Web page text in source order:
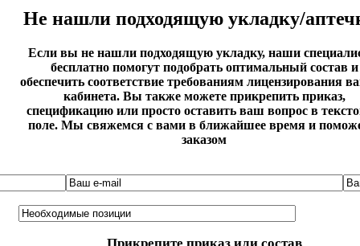
Не нашли подходящую укладку/
Если вы не нашли подходящую укладку, наши
бесплатно помогут подобрать оптимальный состав и
обеспечить соответствие требованиям лицензирования
кабинета. Вы также можете прикрепить приказ,
спецификацию или просто оставить ваш вопрос в
поле. Мы свяжемся с вами в ближайшее время и
заказом
Прикрепите приказ или состав